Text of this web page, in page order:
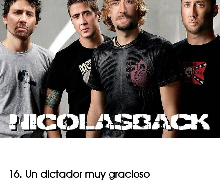
16. Un dictador muy gracioso